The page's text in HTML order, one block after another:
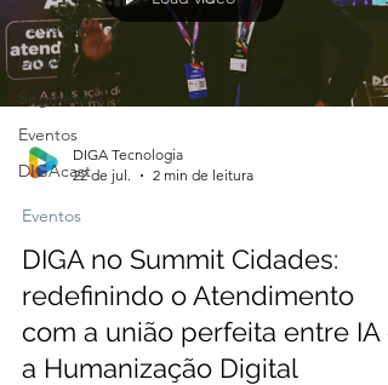
Soluções
DIGA
Segmentos
Eventos
DIGAcast
DIGA Tecnologia
22 de jul.
2 min de leitura
Eventos
DIGA no Summit Cidades:
redefinindo o Atendimento
com a união perfeita entre IA e
a Humanização Digital